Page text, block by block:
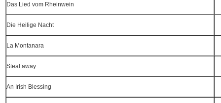
Das Lied vom Rheinwein
Die Heilige Nacht
La Montanara
Steal away
An Irish Blessing